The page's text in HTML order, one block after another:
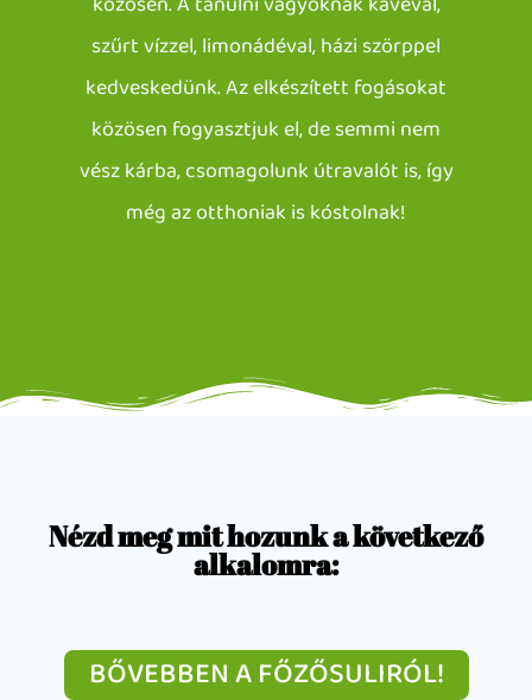
szűrt vízzel, limonádéval, házi szörppel
kedveskedünk. Az elkészített fogásokat
közösen fogyasztjuk el, de semmi nem
vész kárba, csomagolunk útravalót is, így
még az otthoniak is kóstolnak!
Nézd meg mit hozunk a következő
alkalomra:
BŐVEBBEN A FŐZŐSULIRÓL!